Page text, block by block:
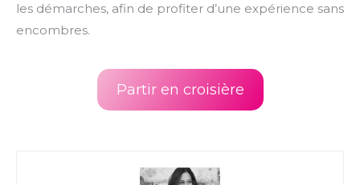
les démarches, afin de profiter d’une expérience sans
encombres.
Partir en croisière